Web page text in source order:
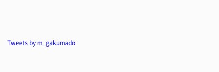
Tweets by m_gakumado